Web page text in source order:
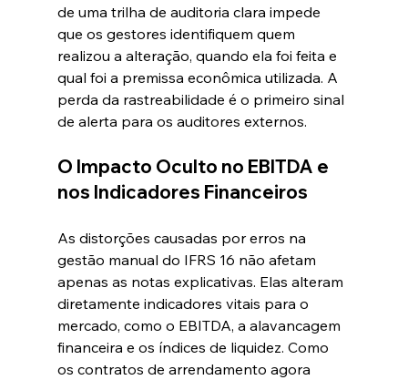
de uma trilha de auditoria clara impede
que os gestores identifiquem quem
realizou a alteração, quando ela foi feita e
qual foi a premissa econômica utilizada. A
perda da rastreabilidade é o primeiro sinal
de alerta para os auditores externos.
O Impacto Oculto no EBITDA e
nos Indicadores Financeiros
As distorções causadas por erros na
gestão manual do IFRS 16 não afetam
apenas as notas explicativas. Elas alteram
diretamente indicadores vitais para o
mercado, como o EBITDA, a alavancagem
financeira e os índices de liquidez. Como
os contratos de arrendamento agora